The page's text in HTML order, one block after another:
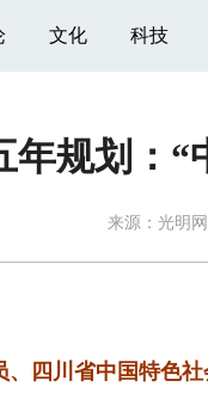
文化 科技
年规划：“
来源： 光明
四川省中国特色社